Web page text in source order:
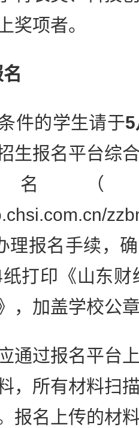
奖项者。
的学生请于
生报名平台综
名（
理报名手续，
打印《山东
，加盖学校公
过报名平台上
，所有材料扫
报名上传的材